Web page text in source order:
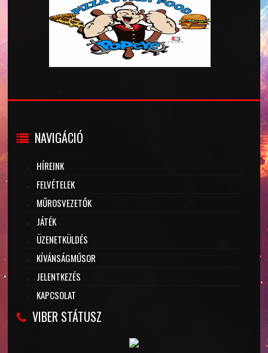
NAVIGÁCIÓ
HÍREINK
FELVÉTELEK
MŰROSVEZETŐK
JÁTÉK
ÜZENETKÜLDÉS
KÍVÁNSÁGMŰSOR
JELENTKEZÉS
KAPCSOLAT
VIBER STÁTUSZ